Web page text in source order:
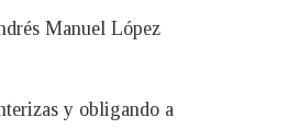
Manuel López
y obligando a